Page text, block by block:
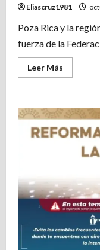
Eliascruz1981
Poza Rica y la
fuerza de la
Leer Más
más
Fuerza
de
México
y
Tuxpan
y
Álamo.